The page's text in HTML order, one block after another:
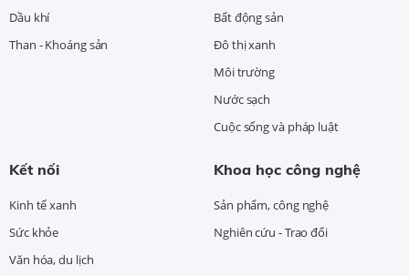
Dầu khí
Than - Khoáng sản
Bất động sản
Đô thị xanh
Môi trường
Nước sạch
Cuộc sống và pháp luật
Kết nối
Kinh tế xanh
Sức khỏe
Văn hóa, du lịch
Khoa học công nghệ
Sản phẩm, công nghệ
Nghiên cứu - Trao đổi